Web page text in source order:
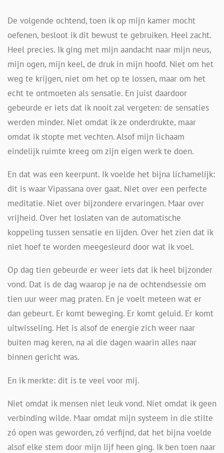
De volgende ochtend, toen ik op mijn kamer mocht
oefenen, besloot ik dit bewust te gebruiken. Heel zacht.
Heel precies. Ik ging met mijn aandacht naar mijn neus,
mijn ogen, mijn keel, de druk in mijn hoofd. Niet om het
weg te krijgen, niet om het op te lossen, maar om het
echt te ontmoeten als sensatie. En juist daardoor
gebeurde er iets dat ik nooit zal vergeten: de sensaties
werden minder. Niet omdat ik ze onderdrukte, maar
omdat ik stopte met vechten. Alsof mijn lichaam
eindelijk ruimte kreeg om zijn eigen werk te doen.
En dat was een keerpunt. Ik voelde het bijna lichamelijk:
dit is waar Vipassana over gaat. Niet over een perfecte
meditatie. Niet over bijzondere ervaringen. Maar over
vrijheid. Over het loslaten van de automatische
koppeling tussen sensatie en lijden. Over het zien dat ik
niet hoef te worden meegesleurd door wat ik voel.
Op dag tien gebeurde er weer iets dat ik heel bijzonder
vond. Dat is de dag waarop je na de ochtendsessie om
tien uur weer mag praten. En je voelt meteen wat er
dan gebeurt. Er komt beweging. Er komt geluid. Er komt
uitwisseling. Het is alsof de energie zich weer naar
buiten mag keren, na al die dagen waarin alles naar
binnen gericht was.
En ik merkte: dit is te veel voor mij.
Niet omdat ik mensen niet leuk vond. Niet omdat ik geen
verbinding wilde. Maar omdat mijn systeem in die stilte
zó open was geworden, zó verfijnd, dat het bijna voelde
alsof elke stem door mijn lijf heen ging. Ik ben toen naar